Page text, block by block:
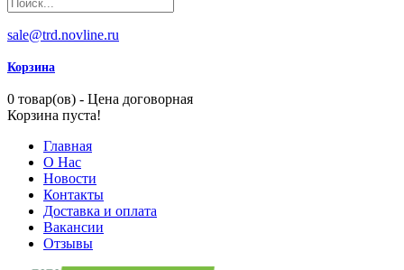
sale@trd.novline.ru
Корзина
0 товар(ов) - Цена договорная
Корзина пуста!
Главная
О Нас
Новости
Контакты
Доставка и оплата
Вакансии
Отзывы